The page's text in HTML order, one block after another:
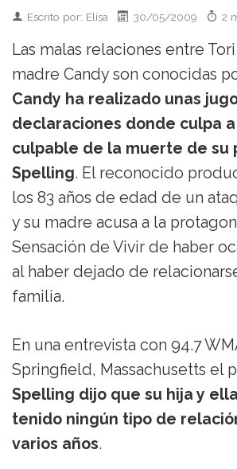
Escrito por: Elisa 30/05/2009 2
Las malas relaciones entre
madre Candy son conocidas
Candy ha realizado unas
declaraciones donde culpa
culpable de la muerte de su
Spelling. El reconocido
los 83 años de edad de un
y su madre acusa a la
Sensación de Vivir de haber
al haber dejado de
familia.
En una entrevista con 94.7
Springfield, Massachusetts el
Spelling dijo que su hija y
tenido ningún tipo de
varios años.